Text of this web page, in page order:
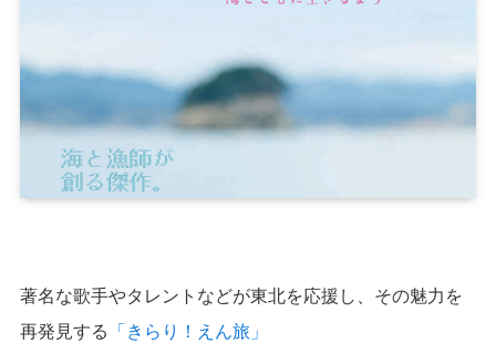
著名な歌手やタレントなどが東北を応援し、その魅力を
再発見する
「きらり！えん旅」